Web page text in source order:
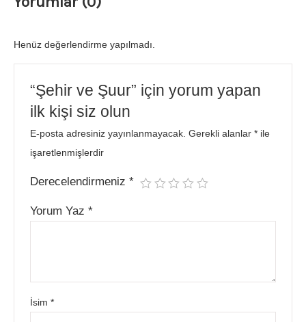
Henüz değerlendirme yapılmadı.
“Şehir ve Şuur” için yorum yapan
ilk kişi siz olun
E-posta adresiniz yayınlanmayacak. Gerekli alanlar* ile
işaretlenmişlerdir
Derecelendirmeniz*
Yorum Yaz*
İsim*